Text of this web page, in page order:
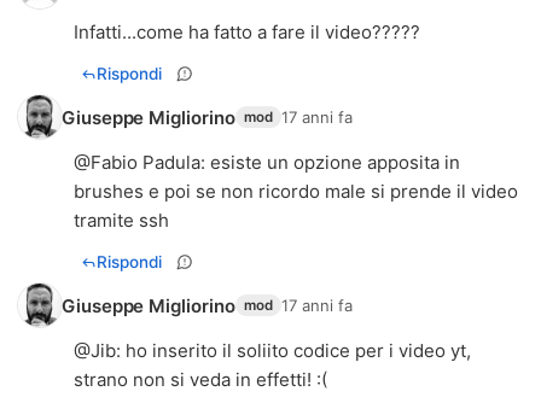
Infatti...come ha fatto a fare il video?????
Rispondi
Giuseppe Migliorino mod 17 anni fa
@Fabio Padula: esiste un opzione apposita in
brushes e poi se non ricordo male si prende il video
tramite ssh
Rispondi
Giuseppe Migliorino mod 17 anni fa
@Jib: ho inserito il soliito codice per i video yt,
strano non si veda in effetti! :(